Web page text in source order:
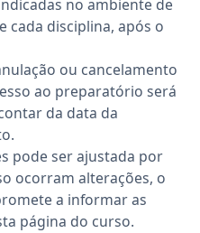
no ambiente de
cada disciplina, após o
ou cancelamento
ao preparatório será
da data da
pode ser ajustada por
ocorram alterações, o
a informar as
página do curso.